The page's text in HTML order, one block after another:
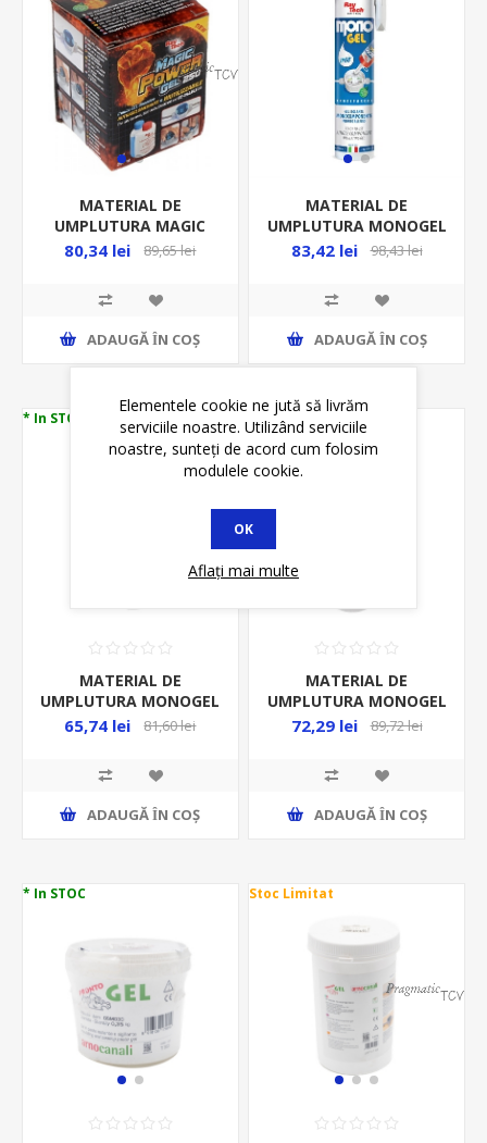
MATERIAL DE
UMPLUTURA MAGIC
POWER GEL
80,34 lei 89,65 lei
ADAUGĂ ȊN COŞ
MATERIAL DE
UMPLUTURA MONOGEL
300ML/TUB 44-
83,42 lei 98,43 lei
ADAUGĂ ȊN COŞ
* In STOC
MATERIAL DE
UMPLUTURA MONOGEL
250ML/TUB
65,74 lei 81,60 lei
ADAUGĂ ȊN COŞ
* In STOC
MATERIAL DE
UMPLUTURA MONOGEL
280ML/TUB
72,29 lei 89,72 lei
ADAUGĂ ȊN COŞ
* In STOC Stoc Limitat
Elementele cookie ne jută să livrăm
serviciile noastre. Utilizând serviciile
noastre, sunteți de acord cum folosim
modulele cookie.
OK
Aflați mai multe